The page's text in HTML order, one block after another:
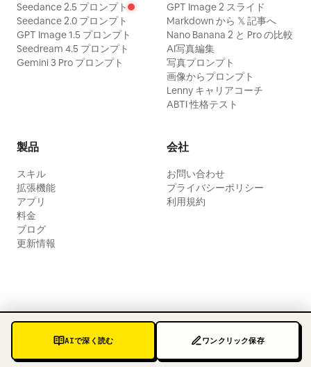
AIで深く読む ワンクリック保存
Seedance 2.5 プロンプト
Seedance 2.0 プロンプト
GPT Image 1.5 プロンプト
Seedream 4.5 プロンプト
Gemini 3 Pro プロンプト
GPT Image 2 スライド
Markdown から 𝕏 記事へ
Nano Banana 2 と Pro の比較
AI写真編集
写真プロンプト
画像からプロンプト
Lenny キャリアコーチ
ABTI 性格テスト
製品
スキル
拡張機能
アプリ
料金
ブログ
更新情報
会社
お問い合わせ
プライバシーポリシー
利用規約